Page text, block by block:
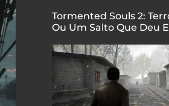
Tormented Souls 2:
Ou Um Salto Que Deu